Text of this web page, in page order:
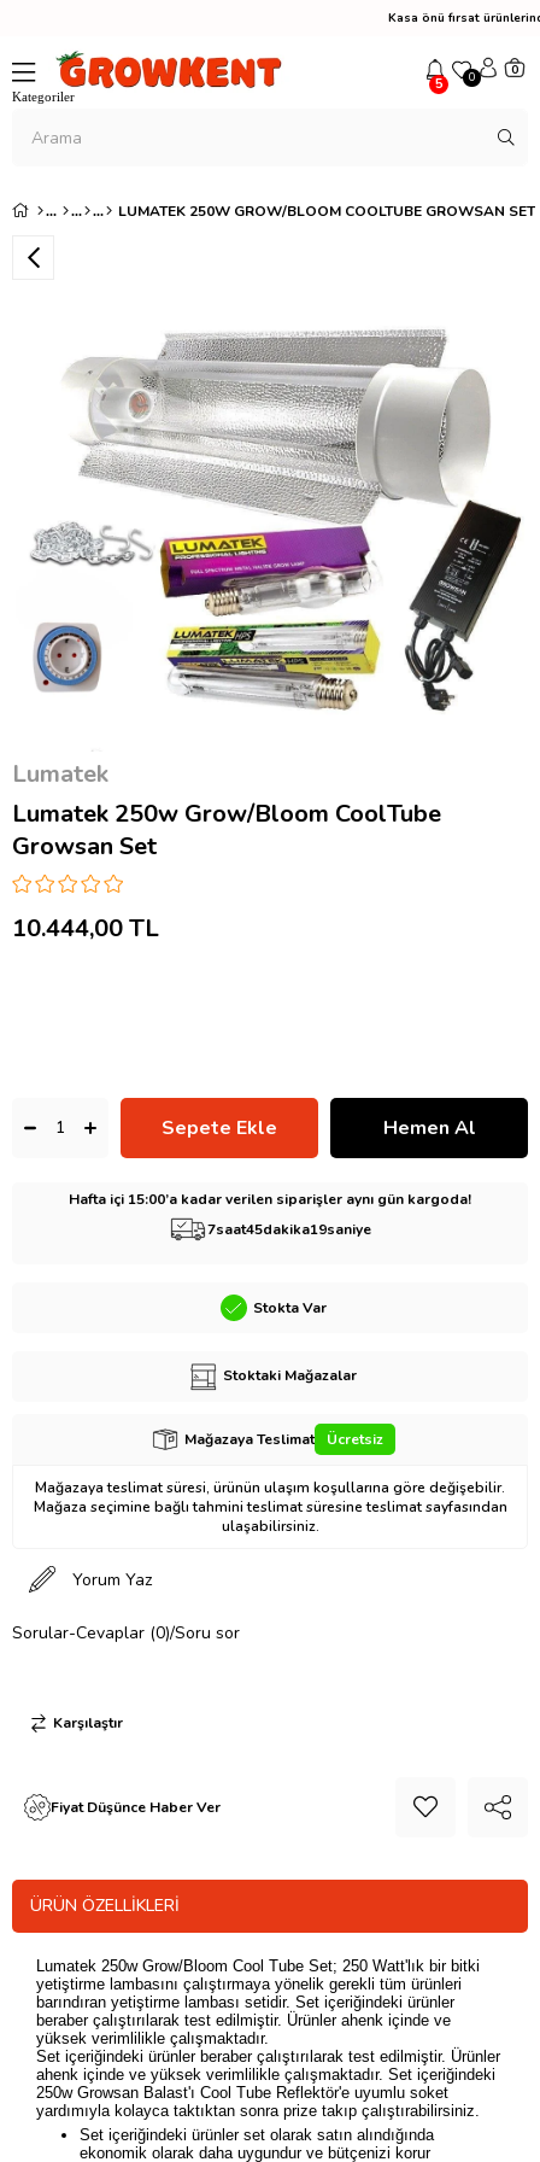
Kasa önü fırsat
5 0 0
LUMATEK 250W GROW/BLOOM COOLTUBE GROWSAN SET
Lumatek
Lumatek 250w Grow/Bloom CoolTube
Growsan Set
10.444,00 TL
Hafta içi 15:00’a kadar verilen siparişler aynı gün kargoda!
7saat45dakika18saniye
Stokta Var
Stoktaki Mağazalar
Mağazaya Teslimat Ücretsiz
Mağazaya teslimat süresi, ürünün ulaşım koşullarına göre değişebilir.
Mağaza seçimine bağlı tahmini teslimat süresine teslimat sayfasından
ulaşabilirsiniz.
Yorum Yaz
Sorular-Cevaplar (0)/Soru sor
Karşılaştır
Fiyat Düşünce Haber Ver
ÜRÜN ÖZELLIKLERI
Lumatek 250w Grow/Bloom Cool Tube Set; 250 Watt'lık bir bitki
yetiştirme lambasını çalıştırmaya yönelik gerekli tüm ürünleri
barındıran yetiştirme lambası setidir. Set içeriğindeki ürünler
beraber çalıştırılarak test edilmiştir. Ürünler ahenk içinde ve
yüksek verimlilikle çalışmaktadır.
Set içeriğindeki ürünler beraber çalıştırılarak test edilmiştir. Ürünler
ahenk içinde ve yüksek verimlilikle çalışmaktadır. Set içeriğindeki
250w Growsan Balast'ı Cool Tube Reflektör'e uyumlu soket
yardımıyla kolayca taktıktan sonra prize takıp çalıştırabilirsiniz.
Set içeriğindeki ürünler set olarak satın alındığında
ekonomik olarak daha uygundur ve bütçenizi korur